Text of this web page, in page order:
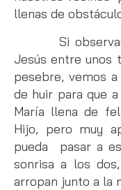
llenas de
Si observas
Jesús entre unos
pesebre, vemos
de huir para que
María llena de
Hijo, pero muy
pueda pasar a
sonrisa a los
arropan junto a la